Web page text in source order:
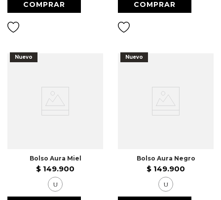
Nuevo
Bolso Aura Miel
$ 149.900
U
Nuevo
Bolso Aura Negro
$ 149.900
U